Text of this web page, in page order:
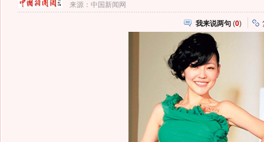
来源： 中国新闻网
我来说两句 (0)